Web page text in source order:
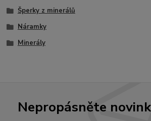
Šperky z minerálů
Náramky
Minerály
Nepropásněte